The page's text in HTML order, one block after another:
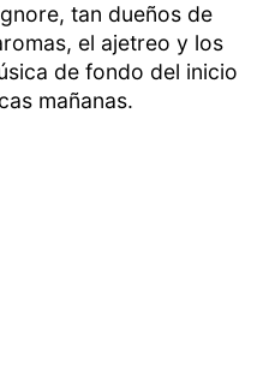
tan dueños de
el ajetreo y los
de fondo del inicio
mañanas.